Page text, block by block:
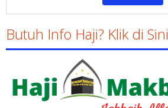
Butuh Info Haji? Klik di Sini